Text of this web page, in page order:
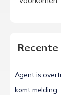
Agent is
komt melding: